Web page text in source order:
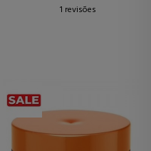
1 revisões